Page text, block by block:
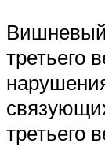
Вишневый
третьего
третьего